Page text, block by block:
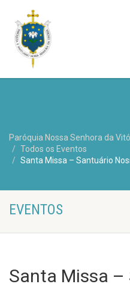
Paróquia Nossa Senhora da
Todos os Eventos
Santa Missa – Santuário
EVENTOS
Santa Missa –